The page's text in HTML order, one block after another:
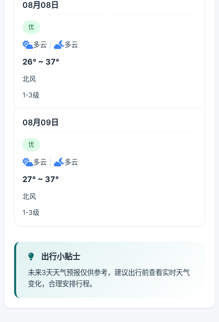
08月08日
优
多云 多云
26° ~ 37°
北风
1-3级
08月09日
优
多云 多云
27° ~ 37°
北风
1-3级
出行小贴士
未来3天天气预报仅供参考，建议出行前查看实时天气
变化，合理安排行程。